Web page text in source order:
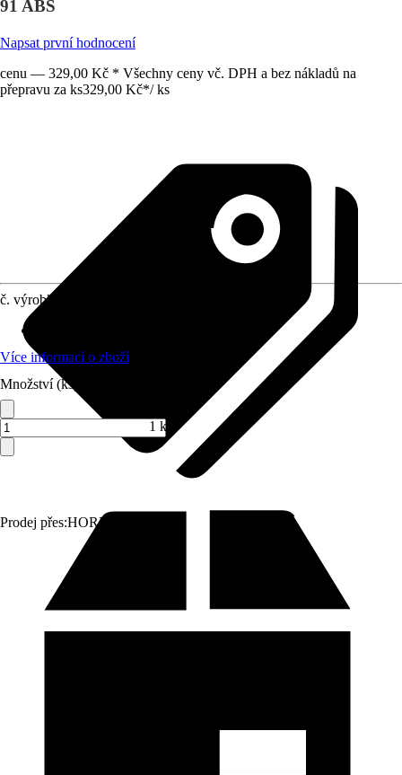
91 ABS
Napsat první hodnocení
cenu — 329,00 Kč * Všechny ceny vč. DPH a bez nákladů na
přepravu za ks329,00 Kč*/ ks
Prodej přes:HORNBACH
č. výrobku
Více informací o zboží
Množství (ks)
1 ks